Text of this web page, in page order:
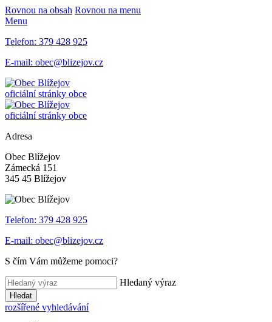
Rovnou na obsah Rovnou na menu
Menu
Telefon: 379 428 925
E-mail: obec@blizejov.cz
oficiální stránky obce
oficiální stránky obce
Adresa
Obec Blížejov
Zámecká 151
345 45 Blížejov
Telefon: 379 428 925
E-mail: obec@blizejov.cz
S čím Vám můžeme pomoci?
Hledaný výraz
Hledat
rozšířené vyhledávání